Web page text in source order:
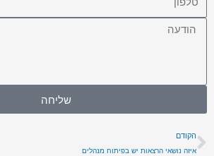
הודעה
שליחה
קודם
הקודם
איזה נושאי הרצאות יש בפיתוח מנהלים